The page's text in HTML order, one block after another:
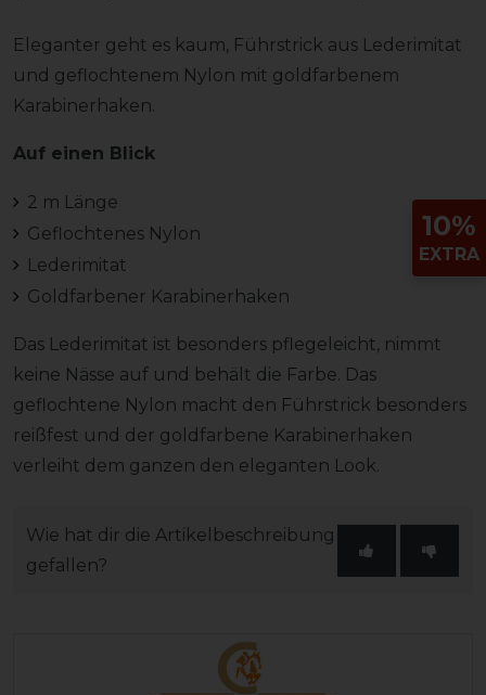
Eleganter geht es kaum, Führstrick aus Lederimitat
und geflochtenem Nylon mit goldfarbenem
Karabinerhaken.
Auf einen Blick
2 m Länge
Geflochtenes Nylon
Lederimitat
Goldfarbener Karabinerhaken
Das Lederimitat ist besonders pflegeleicht, nimmt
keine Nässe auf und behält die Farbe. Das
geflochtene Nylon macht den Führstrick besonders
reißfest und der goldfarbene Karabinerhaken
verleiht dem ganzen den eleganten Look.
Wie hat dir die Artikelbeschreibung
gefallen?
10%
EXTRA